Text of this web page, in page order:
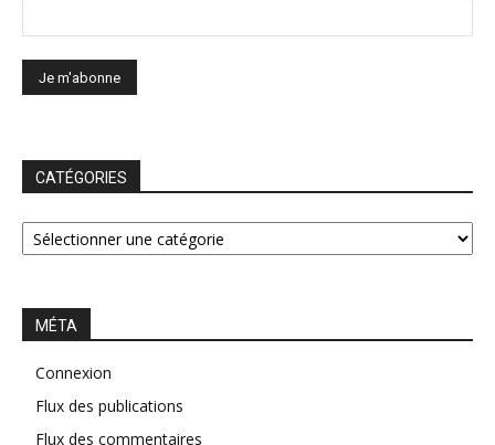
CATÉGORIES
CATÉGORIES
MÉTA
Connexion
Flux des publications
Flux des commentaires